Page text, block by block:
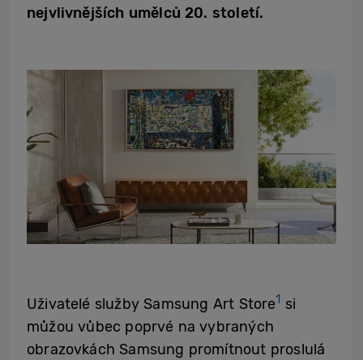
nejvlivnějších umělců 20. století.
Uživatelé služby Samsung Art Store1 si
můžou vůbec poprvé na vybraných
obrazovkách Samsung promítnout proslulá